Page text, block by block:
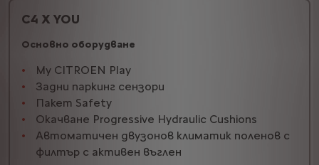
C4 X YOU
Основно оборудване
My CITROEN Play
Задни паркинг сензори
Пакет Safety
Окачване Progressive Hydraulic Cushions
Автоматичен двузонов климатик поленов с
филтър с активен въглен